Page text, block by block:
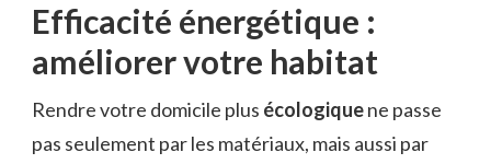
Efficacité énergétique :
améliorer votre habitat
Rendre votre domicile plus écologiquene passe
pas seulement par les matériaux, mais aussi par